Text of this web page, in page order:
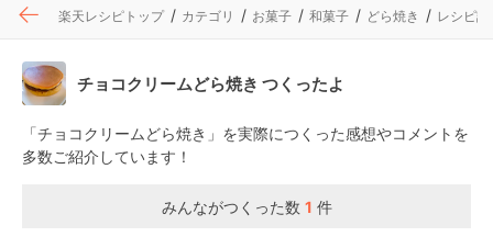
楽天レシピトップ カテゴリ お菓子 和菓子 どら焼き レシピ詳
チョコクリームどら焼き つくったよ
「チョコクリームどら焼き」を実際につくった感想やコメントを
多数ご紹介しています！
みんながつくった数 1 件